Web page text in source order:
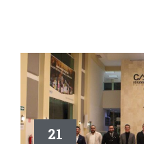
21